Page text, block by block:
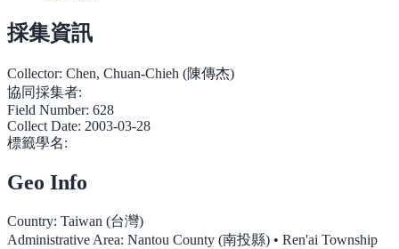
採集資訊
Collector: Chen, Chuan-Chieh (陳傳杰)
協同採集者:
Field Number: 628
Collect Date: 2003-03-28
標籤學名:
Geo Info
Country: Taiwan (台灣)
Administrative Area: Nantou County (南投縣) • Ren'ai Township